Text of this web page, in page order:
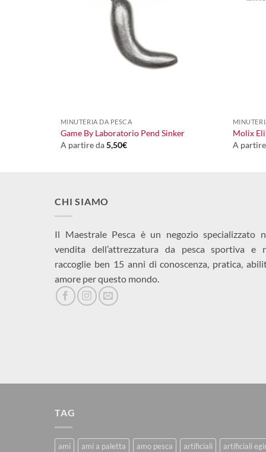
MINUTERIA DA PESCA
Game By Laboratorio Pend Sinker
A partire da5,50€
Molix
A
CHI SIAMO
Il Maestrale Pesca è un negozio specializzato
vendita dell’attrezzatura da pesca sportiva e
raccoglie ben 15 anni di conoscenza, pratica,
amore per questo mondo.
TAG
ami ami a paletta amo pesca artificiali artificiali